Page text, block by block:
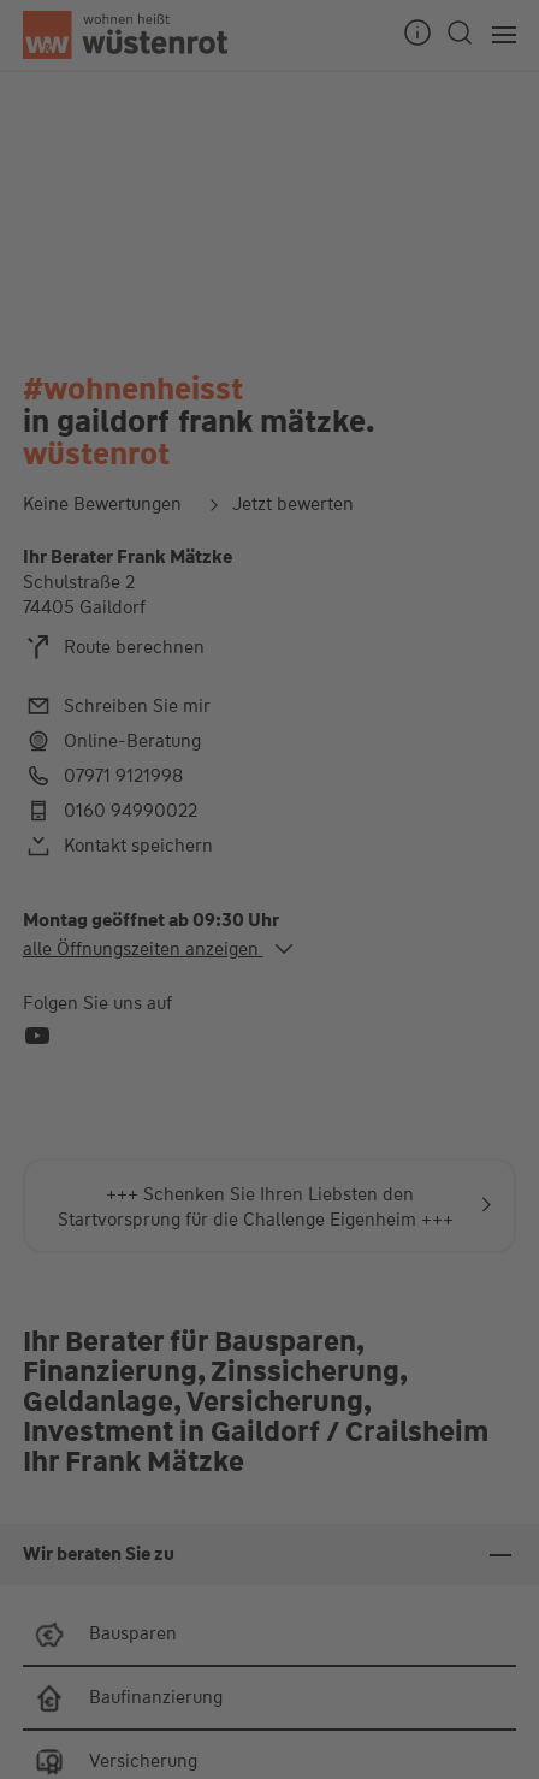
#wohnenheisst
in gaildorf frank mätzke.
wüstenrot
Keine Bewertungen Jetzt bewerten
Ihr Berater Frank Mätzke
Schulstraße 2
74405 Gaildorf
Route berechnen
Schreiben Sie mir
Online-Beratung
07971 9121998
0160 94990022
Kontakt speichern
Montag geöffnet ab 09:30 Uhr
Alle Öffnungszeiten
alle Öffnungszeiten anzeigen
Folgen Sie uns auf
+++ Schenken Sie Ihren Liebsten den
Startvorsprung für die Challenge Eigenheim +++
Ihr Berater für Bausparen,
Finanzierung, Zinssicherung,
Geldanlage, Versicherung,
Investment in Gaildorf / Crailsheim
Ihr Frank Mätzke
Wir beraten Sie zu
Bausparen
Baufinanzierung
Versicherung